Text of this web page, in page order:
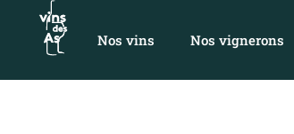
Nos vins Nos vignerons